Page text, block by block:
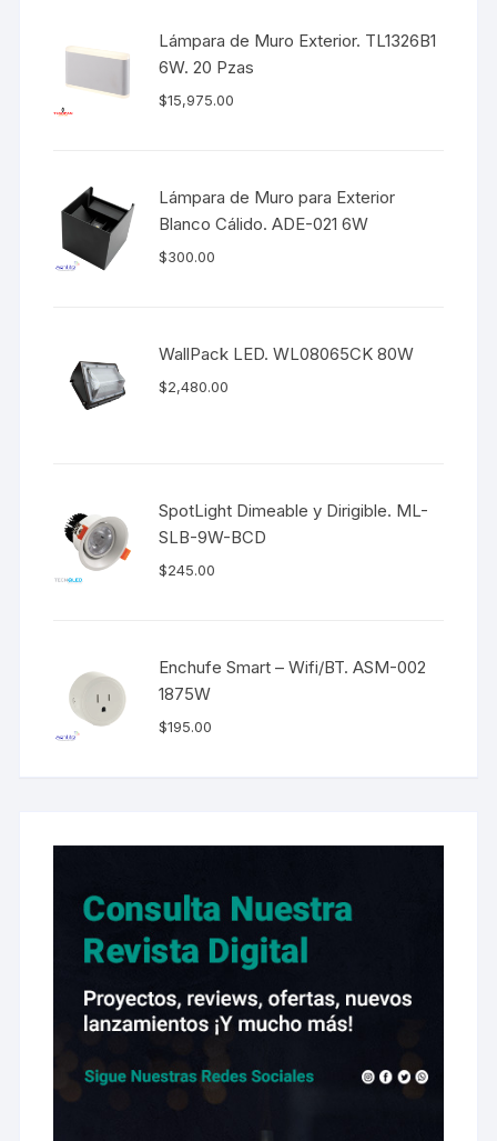
Lámpara de Muro Exterior. TL1326B1
6W. 20 Pzas
$15,975.00
Lámpara de Muro para Exterior
Blanco Cálido. ADE-021 6W
$300.00
WallPack LED. WL08065CK 80W
$2,480.00
SpotLight Dimeable y Dirigible. ML-
SLB-9W-BCD
$245.00
Enchufe Smart – Wifi/BT. ASM-002
1875W
$195.00